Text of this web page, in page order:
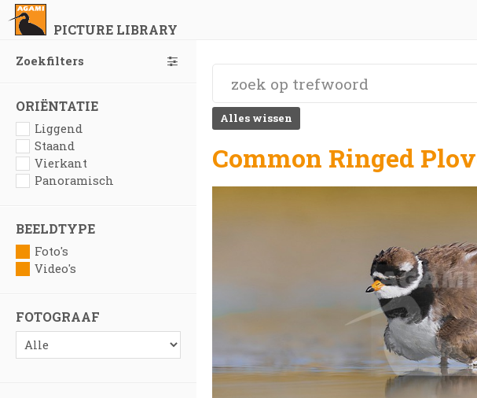
PICTURE LIBRARY
Zoekfilters
ORIËNTATIE
Liggend
Staand
Vierkant
Panoramisch
BEELDTYPE
Foto's
Video's
FOTOGRAAF
Alles wissen
Common Ringed